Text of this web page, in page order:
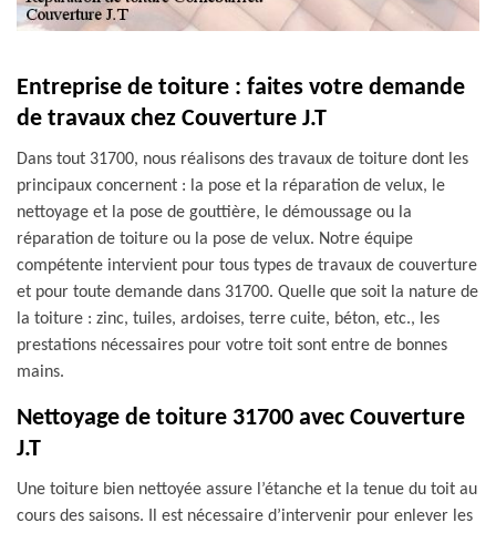
Entreprise de toiture : faites votre demande
de travaux chez Couverture J.T
Dans tout 31700, nous réalisons des travaux de toiture dont les
principaux concernent : la pose et la réparation de velux, le
nettoyage et la pose de gouttière, le démoussage ou la
réparation de toiture ou la pose de velux. Notre équipe
compétente intervient pour tous types de travaux de couverture
et pour toute demande dans 31700. Quelle que soit la nature de
la toiture : zinc, tuiles, ardoises, terre cuite, béton, etc., les
prestations nécessaires pour votre toit sont entre de bonnes
mains.
Nettoyage de toiture 31700 avec Couverture
J.T
Une toiture bien nettoyée assure l’étanche et la tenue du toit au
cours des saisons. Il est nécessaire d’intervenir pour enlever les